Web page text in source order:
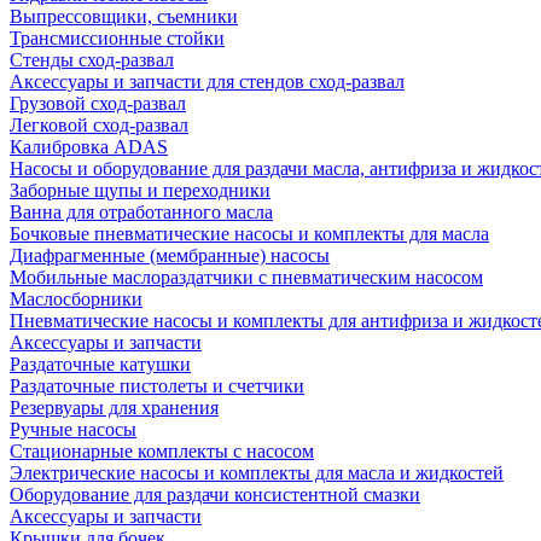
Выпрессовщики, съемники
Трансмиссионные стойки
Стенды сход-развал
Аксессуары и запчасти для стендов сход-развал
Грузовой сход-развал
Легковой сход-развал
Калибровка ADAS
Насосы и оборудование для раздачи масла, антифриза и
Заборные щупы и переходники
Ванна для отработанного масла
Бочковые пневматические насосы и комплекты для масла
Диафрагменные (мембранные) насосы
Мобильные маслораздатчики с пневматическим насосом
Маслосборники
Пневматические насосы и комплекты для антифриза и
Аксессуары и запчасти
Раздаточные катушки
Раздаточные пистолеты и счетчики
Резервуары для хранения
Ручные насосы
Стационарные комплекты с насосом
Электрические насосы и комплекты для масла и жидкостей
Оборудование для раздачи консистентной смазки
Аксессуары и запчасти